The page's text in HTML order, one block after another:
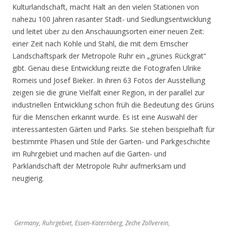
Kulturlandschaft, macht Halt an den vielen Stationen von
nahezu 100 Jahren rasanter Stadt- und Siedlungsentwicklung
und leitet über zu den Anschauungsorten einer neuen Zeit:
einer Zeit nach Kohle und Stahl, die mit dem Emscher
Landschaftspark der Metropole Ruhr ein „grünes Rückgrat“
gibt. Genau diese Entwicklung reizte die Fotografen Ulrike
Romeis und Josef Bieker. In ihren 63 Fotos der Ausstellung
zeigen sie die grüne Vielfalt einer Region, in der parallel zur
industriellen Entwicklung schon früh die Bedeutung des Grüns
für die Menschen erkannt wurde. Es ist eine Auswahl der
interessantesten Gärten und Parks. Sie stehen beispielhaft für
bestimmte Phasen und Stile der Garten- und Parkgeschichte
im Ruhrgebiet und machen auf die Garten- und
Parklandschaft der Metropole Ruhr aufmerksam und
neugierig.
Germany, Ruhrgebiet, Essen-Katernberg, Zeche Zollverein,